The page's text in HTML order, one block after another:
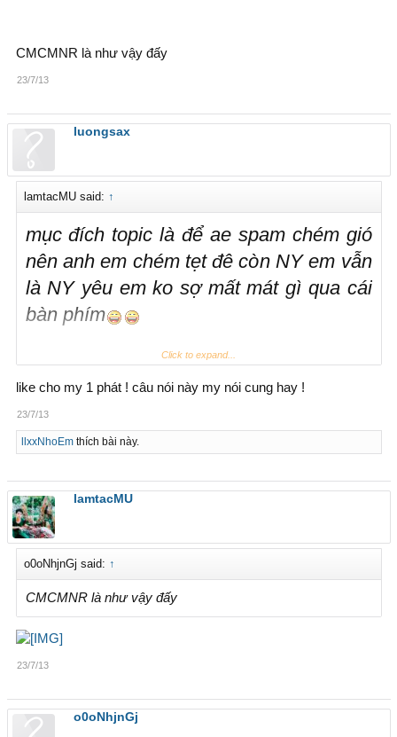
CMCMNR là như vậy đấy
23/7/13
luongsax
lamtacMU said: ↑
mục đích topic là để ae spam chém gió
nên anh em chém tẹt đê còn NY em vẫn
là NY yêu em ko sợ mất mát gì qua cái
bàn phím
Click to expand...
like cho my 1 phát ! câu nói này my nói cung hay !
23/7/13
llxxNhoEmthích bài này.
lamtacMU
o0oNhjnGj said: ↑
CMCMNR là như vậy đấy
23/7/13
o0oNhjnGj